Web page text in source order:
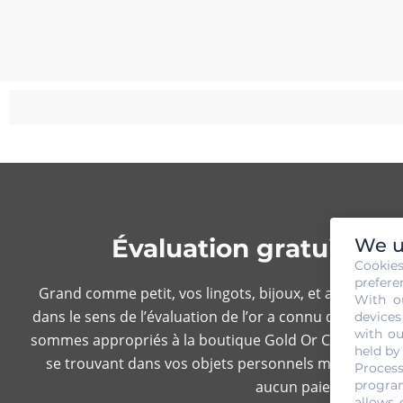
Évaluation gratuite
Grand comme petit, vos lingots, bijoux, et autres
dans le sens de l’évaluation de l’or a connu des
sommes appropriés à la boutique Gold Or Cash ces
se trouvant dans vos objets personnels mis en
aucun paiement de
We
With
with
held